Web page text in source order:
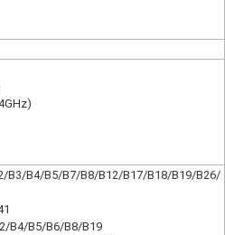
B3/B4/B5/B7/B8/B12/B17/B18/B19/B26/
B4/B5/B6/B8/B19